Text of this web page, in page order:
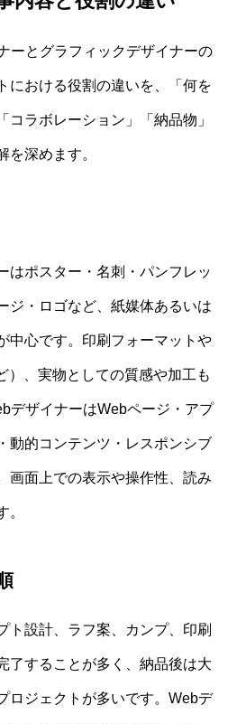
ーとグラフィックデザイナーの
における役割の違いを、「何を
コラボレーション」「納品物」
を深めます。
はポスター・名刺・パンフレッ
ジ・ロゴなど、紙媒体あるいは
中心です。印刷フォーマットや
）、実物としての質感や加工も
デザイナーはWebページ・アプ
動的コンテンツ・レスポンシブ
画面上での表示や操作性、読み
。
ト設計、ラフ案、カンプ、印刷
了することが多く、納品後は大
ロジェクトが多いです。Webデ